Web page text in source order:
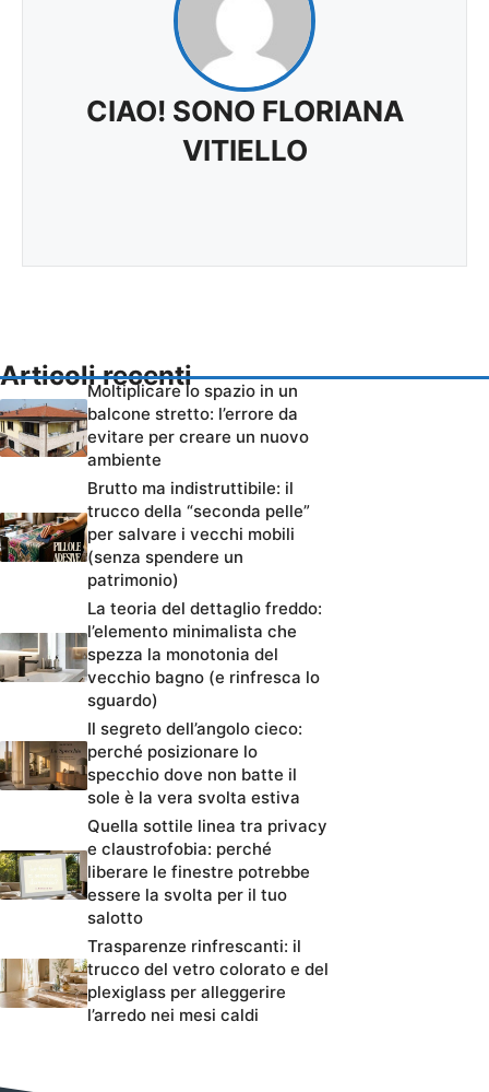
CIAO! SONO FLORIANA
VITIELLO
Articoli recenti
Moltiplicare lo spazio in un
balcone stretto: l’errore da
evitare per creare un nuovo
ambiente
Brutto ma indistruttibile: il
trucco della “seconda pelle”
per salvare i vecchi mobili
(senza spendere un
patrimonio)
La teoria del dettaglio freddo:
l’elemento minimalista che
spezza la monotonia del
vecchio bagno (e rinfresca lo
sguardo)
Il segreto dell’angolo cieco:
perché posizionare lo
specchio dove non batte il
sole è la vera svolta estiva
Quella sottile linea tra privacy
e claustrofobia: perché
liberare le finestre potrebbe
essere la svolta per il tuo
salotto
Trasparenze rinfrescanti: il
trucco del vetro colorato e del
plexiglass per alleggerire
l’arredo nei mesi caldi